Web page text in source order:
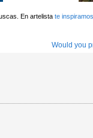
En artelista te inspiramos
Would you